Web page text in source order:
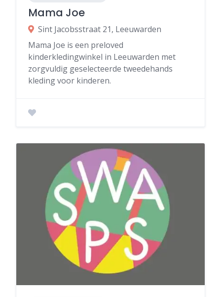
Mama Joe
Sint Jacobsstraat 21, Leeuwarden
Mama Joe is een preloved
kinderkledingwinkel in Leeuwarden met
zorgvuldig geselecteerde tweedehands
kleding voor kinderen.